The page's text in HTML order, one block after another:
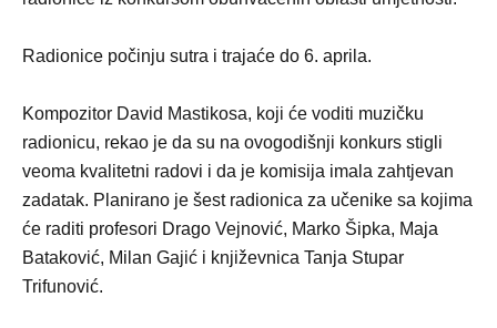
Radionice počinju sutra i trajaće do 6. aprila.
Kompozitor David Mastikosa, koji će voditi muzičku
radionicu, rekao je da su na ovogodišnji konkurs stigli
veoma kvalitetni radovi i da je komisija imala zahtjevan
zadatak. Planirano je šest radionica za učenike sa kojima
će raditi profesori Drago Vejnović, Marko Šipka, Maja
Bataković, Milan Gajić i književnica Tanja Stupar
Trifunović.